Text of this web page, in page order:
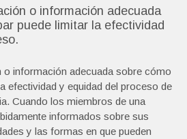
o información adecuada
puede limitar la efectividad
o información adecuada sobre cómo
efectividad y equidad del proceso de
Cuando los miembros de una
informados sobre sus
y las formas en que pueden